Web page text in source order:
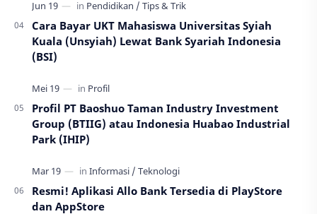
Cara Bayar UKT Mahasiswa Universitas Syiah
Kuala (Unsyiah) Lewat Bank Syariah Indonesia
(BSI)
Profil PT Baoshuo Taman Industry Investment
Group (BTIIG) atau Indonesia Huabao Industrial
Park (IHIP)
Resmi! Aplikasi Allo Bank Tersedia di PlayStore
dan AppStore